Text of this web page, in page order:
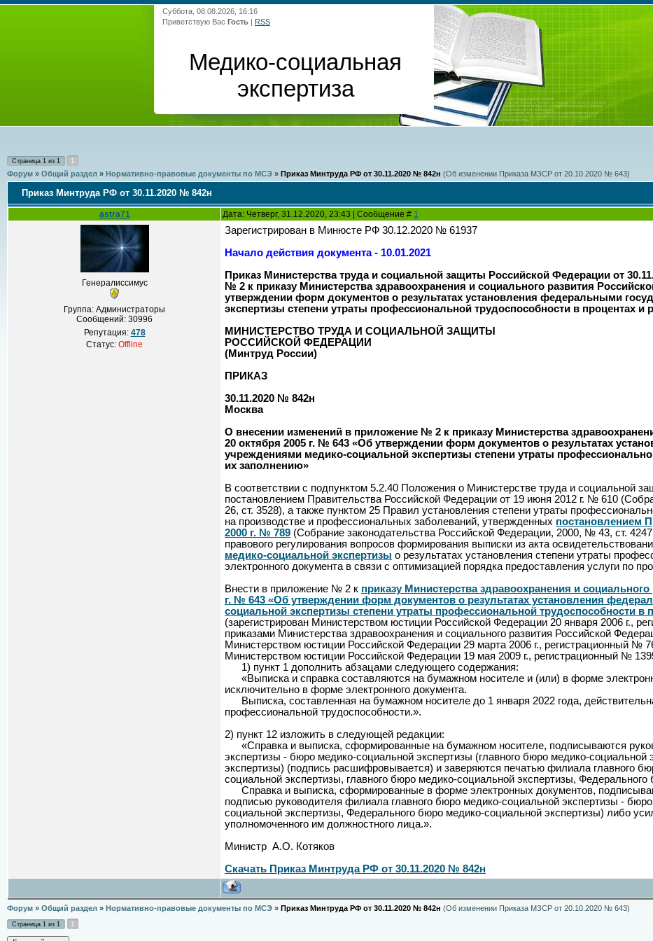
Суббота, 08.08.2026, 16:16
Приветствую Вас Гость | RSS
Медико-социальная
экспертиза
Страница 1 из 1 1
Форум » Общий раздел » Нормативно-правовые документы по МСЭ » Приказ Минтруда РФ от 30.11.2020 № 842н (Об изменении Приказа МЗСР от 20.10.2020 № 643)
Приказ Минтруда РФ от 30.11.2020 № 842н
astra71 Дата: Четверг, 31.12.2020, 23:43 | Сообщение # 1
Генералиссимус
Группа: Администраторы
Сообщений: 30996
Репутация: 478
Статус: Offline
Зарегистрирован в Минюсте РФ 30.12.2020 № 61937
Начало действия документа - 10.01.2021
Приказ Министерства труда и социальной защиты Российской Федерации от
№ 2 к приказу Министерства здравоохранения и социального развития
утверждении форм документов о результатах установления федеральными
экспертизы степени утраты профессиональной трудоспособности в процентах
МИНИСТЕРСТВО ТРУДА И СОЦИАЛЬНОЙ ЗАЩИТЫ
РОССИЙСКОЙ ФЕДЕРАЦИИ
(Минтруд России)
ПРИКАЗ
30.11.2020 № 842н
Москва
О внесении изменений в приложение № 2 к приказу Министерства
20 октября 2005 г. № 643 «Об утверждении форм документов о результатах
учреждениями медико-социальной экспертизы степени утраты
их заполнению»
В соответствии с подпунктом 5.2.40 Положения о Министерстве труда и социальной
постановлением Правительства Российской Федерации от 19 июня 2012 г. № 610
26, ст. 3528), а также пунктом 25 Правил установления степени утраты
на производстве и профессиональных заболеваний, утвержденных постановлением
2000 г. № 789 (Собрание законодательства Российской Федерации, 2000, № 43, ст.
правового регулирования вопросов формирования выписки из акта
медико-социальной экспертизы о результатах установления степени утраты
электронного документа в связи с оптимизацией порядка предоставления услуги по
Внести в приложение № 2 к приказу Министерства здравоохранения и
г. № 643 «Об утверждении форм документов о результатах установления
социальной экспертизы степени утраты профессиональной трудоспособности
(зарегистрирован Министерством юстиции Российской Федерации 20 января 2006 г.,
приказами Министерства здравоохранения и социального развития Российской
Министерством юстиции Российской Федерации 29 марта 2006 г., регистрационный №
Министерством юстиции Российской Федерации 19 мая 2009 г., регистрационный №
1) пункт 1 дополнить абзацами следующего содержания:
«Выписка и справка составляются на бумажном носителе и (или) в форме
исключительно в форме электронного документа.
Выписка, составленная на бумажном носителе до 1 января 2022 года,
профессиональной трудоспособности.».
2) пункт 12 изложить в следующей редакции:
«Справка и выписка, сформированные на бумажном носителе, подписываются
экспертизы - бюро медико-социальной экспертизы (главного бюро медико-
экспертизы) (подпись расшифровывается) и заверяются печатью филиала главного
социальной экспертизы, главного бюро медико-социальной экспертизы,
Справка и выписка, сформированные в форме электронных документов,
подписью руководителя филиала главного бюро медико-социальной экспертизы -
социальной экспертизы, Федерального бюро медико-социальной экспертизы) либо
уполномоченного им должностного лица.».
Министр А.О. Котяков
Скачать Приказ Минтруда РФ от 30.11.2020 № 842н
Форум » Общий раздел » Нормативно-правовые документы по МСЭ » Приказ Минтруда РФ от 30.11.2020 № 842н (Об изменении Приказа МЗСР от 20.10.2020 № 643)
Страница 1 из 1 1